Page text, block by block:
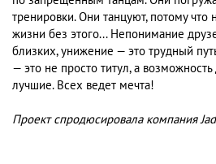
тренировки. Они танцуют, потому что
жизни без этого... Непонимание
близких, унижение — это трудный
— это не просто титул, а возможность
лучшие. Всех ведет мечта!
Проект спродюсировала компания